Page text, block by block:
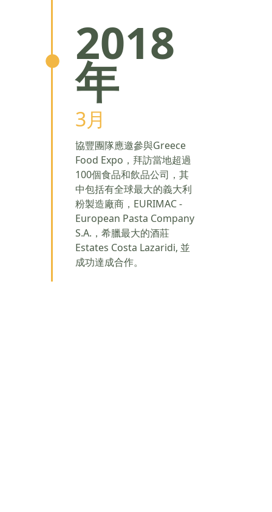
2018
年
3月
協豐團隊應邀參與Greece
Food Expo，拜訪當地超過
100個食品和飲品公司，其
中包括有全球最大的義大利
粉製造廠商，EURIMAC -
European Pasta Company
S.A.，希臘最大的酒莊
Estates Costa Lazaridi, 並
成功達成合作。